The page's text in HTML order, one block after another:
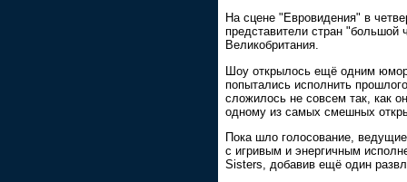
На сцене "Евровидения" в
представители стран
Великобритания.
Шоу открылось ещё одним
попытались исполнить
сложилось не совсем так, как
одному из самых смешных
Пока шло голосование,
с игривым и энергичным
Sisters, добавив ещё один